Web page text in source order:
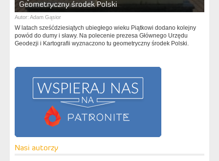
Geometryczny środek Polski
Autor: Adam Gąsior
W latach sześćdziesiątych ubiegłego wieku Piątkowi dodano kolejny
powód do dumy i sławy. Na polecenie prezesa Głównego Urzędu
Geodezji i Kartografii wyznaczono tu geometryczny środek Polski.
Nasi autorzy